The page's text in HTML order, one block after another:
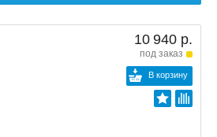
10 940 р.
под заказ
В корзину